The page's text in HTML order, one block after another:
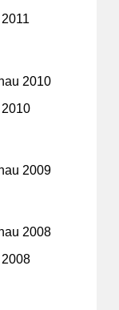
2010
2009
2008